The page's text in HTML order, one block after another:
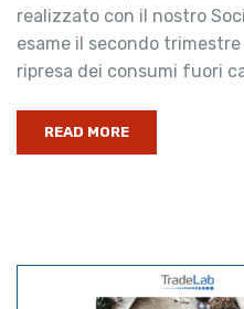
realizzato con il nostro
esame il secondo
ripresa dei consumi fuori
READ MORE